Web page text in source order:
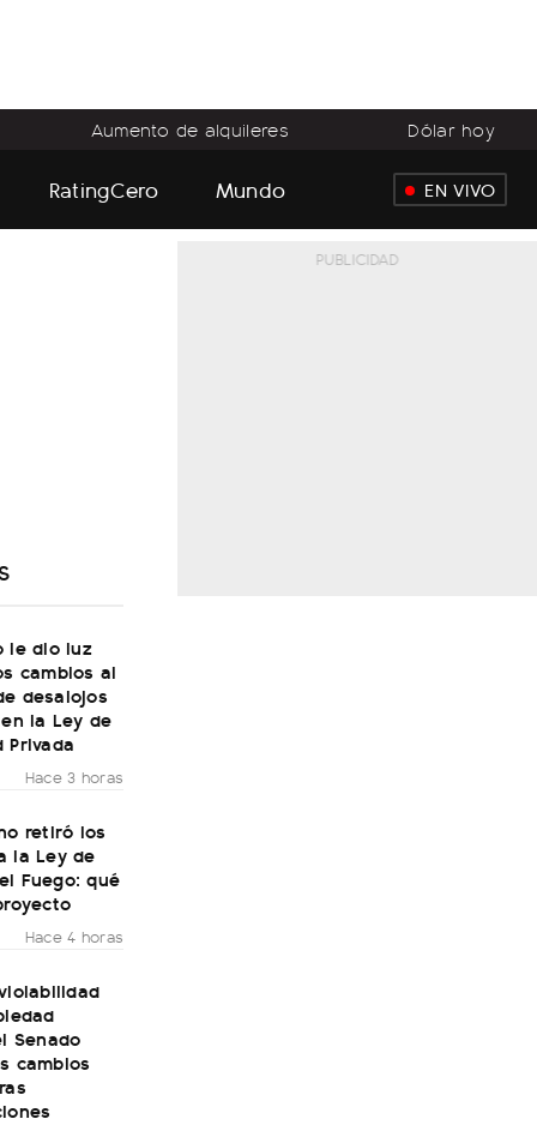
Aumento de alquileres Dólar hoy
RatingCero Mundo EN VIVO
le dio luz
cambios al
desalojos
la Ley de
Privada
Hace 3 horas
retiró los
la Ley de
Fuego: qué
Hace 4 horas
Senado
cambios